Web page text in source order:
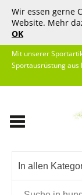
Wir essen gerne
Website. Mehr
OK
Mit unserer
Sportausrüstung aus
In allen